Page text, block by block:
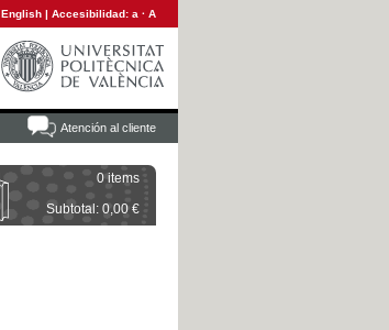
English | Accesibilidad: a · A
Atención al cliente
0 items
Subtotal: 0,00 €